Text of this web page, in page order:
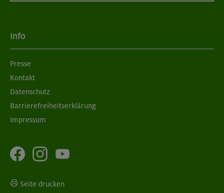
Info
Presse
Kontakt
Datenschutz
Barrierefreiheitserklärung
Impressum
Seite drucken